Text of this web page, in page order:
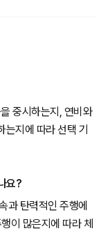
중시하는지, 연비와
는지에 따라 선택 기
요?
과 탄력적인 주행에
이 많은지에 따라 체